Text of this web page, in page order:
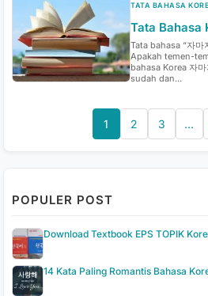
TATA BAHASA
Tata Bahasa
Tata bahasa “자
Apakah temen-
bahasa Korea 자
sudah dan...
1 2 3 …
POPULER POST
Download Textbook EPS TOPIK
14 Kata Paling Romantis Bahasa